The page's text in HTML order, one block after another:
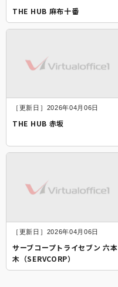
THE HUB 麻布十番
［更新日］2026年04月06日
THE HUB 赤坂
［更新日］2026年04月06日
サーブコープトライセブン 六本
木（SERVCORP）